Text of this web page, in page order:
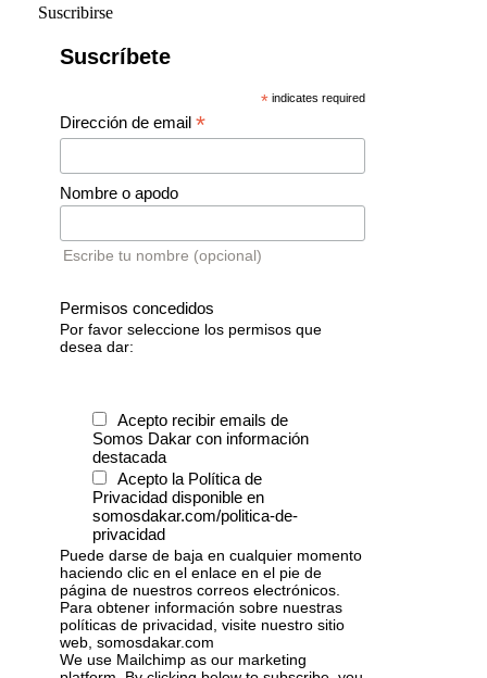
Suscribirse
Suscríbete
* indicates required
Dirección de email *
Nombre o apodo
Escribe tu nombre (opcional)
Permisos concedidos
Por favor seleccione los permisos que
desea dar:
Acepto recibir emails de
Somos Dakar con información
destacada
Acepto la Política de
Privacidad disponible en
somosdakar.com/politica-de-
privacidad
Puede darse de baja en cualquier momento
haciendo clic en el enlace en el pie de
página de nuestros correos electrónicos.
Para obtener información sobre nuestras
políticas de privacidad, visite nuestro sitio
web, somosdakar.com
We use Mailchimp as our marketing